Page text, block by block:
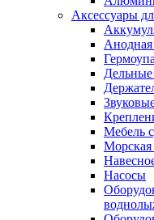
Аксессуары
Анодная
Мебель
Морская
Насосы